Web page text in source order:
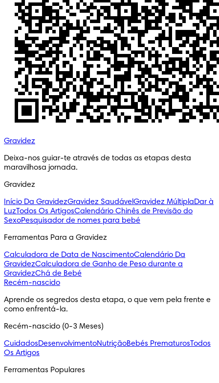
Gravidez
Deixa-nos guiar-te através de todas as etapas desta
maravilhosa jornada.
Gravidez
Início Da GravidezGravidez SaudávelGravidez MúltiplaDar à
LuzTodos Os ArtigosCalendário Chinês de Previsão do
SexoPesquisador de nomes para bebé
Ferramentas Para a Gravidez
Calculadora de Data de NascimentoCalendário Da
GravidezCalculadora de Ganho de Peso durante a
GravidezChá de Bebé
Recém-nascido
Aprende os segredos desta etapa, o que vem pela frente e
como enfrentá-la.
Recém-nascido (0-3 Meses)
CuidadosDesenvolvimentoNutriçãoBebés PrematurosTodos
Os Artigos
Ferramentas Populares